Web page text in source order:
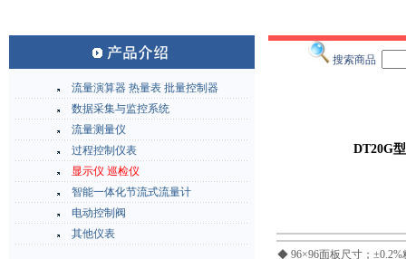
流量演算器 热量表 批量控制器
数据采集与监控系统
流量测量仪
过程控制仪表
显示仪 巡检仪
智能一体化节流式流量计
电动控制阀
其他仪表
搜索商品
DT20G
◆ 96×96面板尺寸；±0.2%